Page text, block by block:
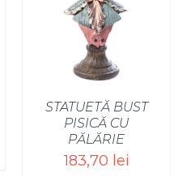
STATUETĂ BUST
PISICĂ CU
PĂLĂRIE
183,70 lei